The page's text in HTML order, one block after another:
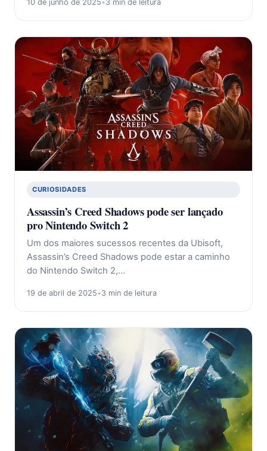
10 de junho de 2025•3 min de leitura
CURIOSIDADES
Assassin’s Creed Shadows pode ser lançado
pro Nintendo Switch 2
Um dos maiores sucessos recentes da Ubisoft,
Assassin’s Creed Shadows pode estar a caminho
do Nintendo Switch 2,…
19 de abril de 2025•3 min de leitura